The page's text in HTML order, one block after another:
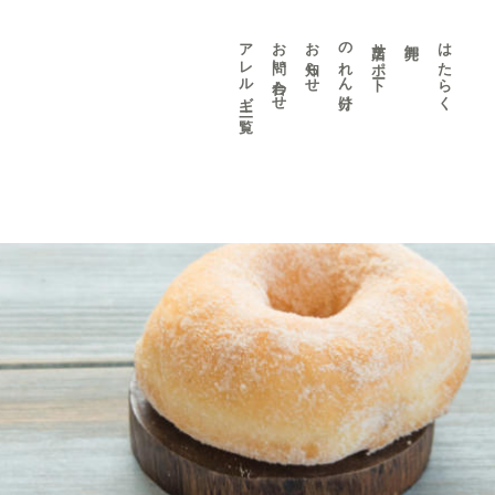
はたらく
出店サポート
のれん分け
お知らせ
お問い合わせ
アレルギー 一覧